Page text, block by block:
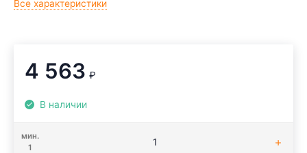
Все характеристики
4 563 ₽
В наличии
мин.
1